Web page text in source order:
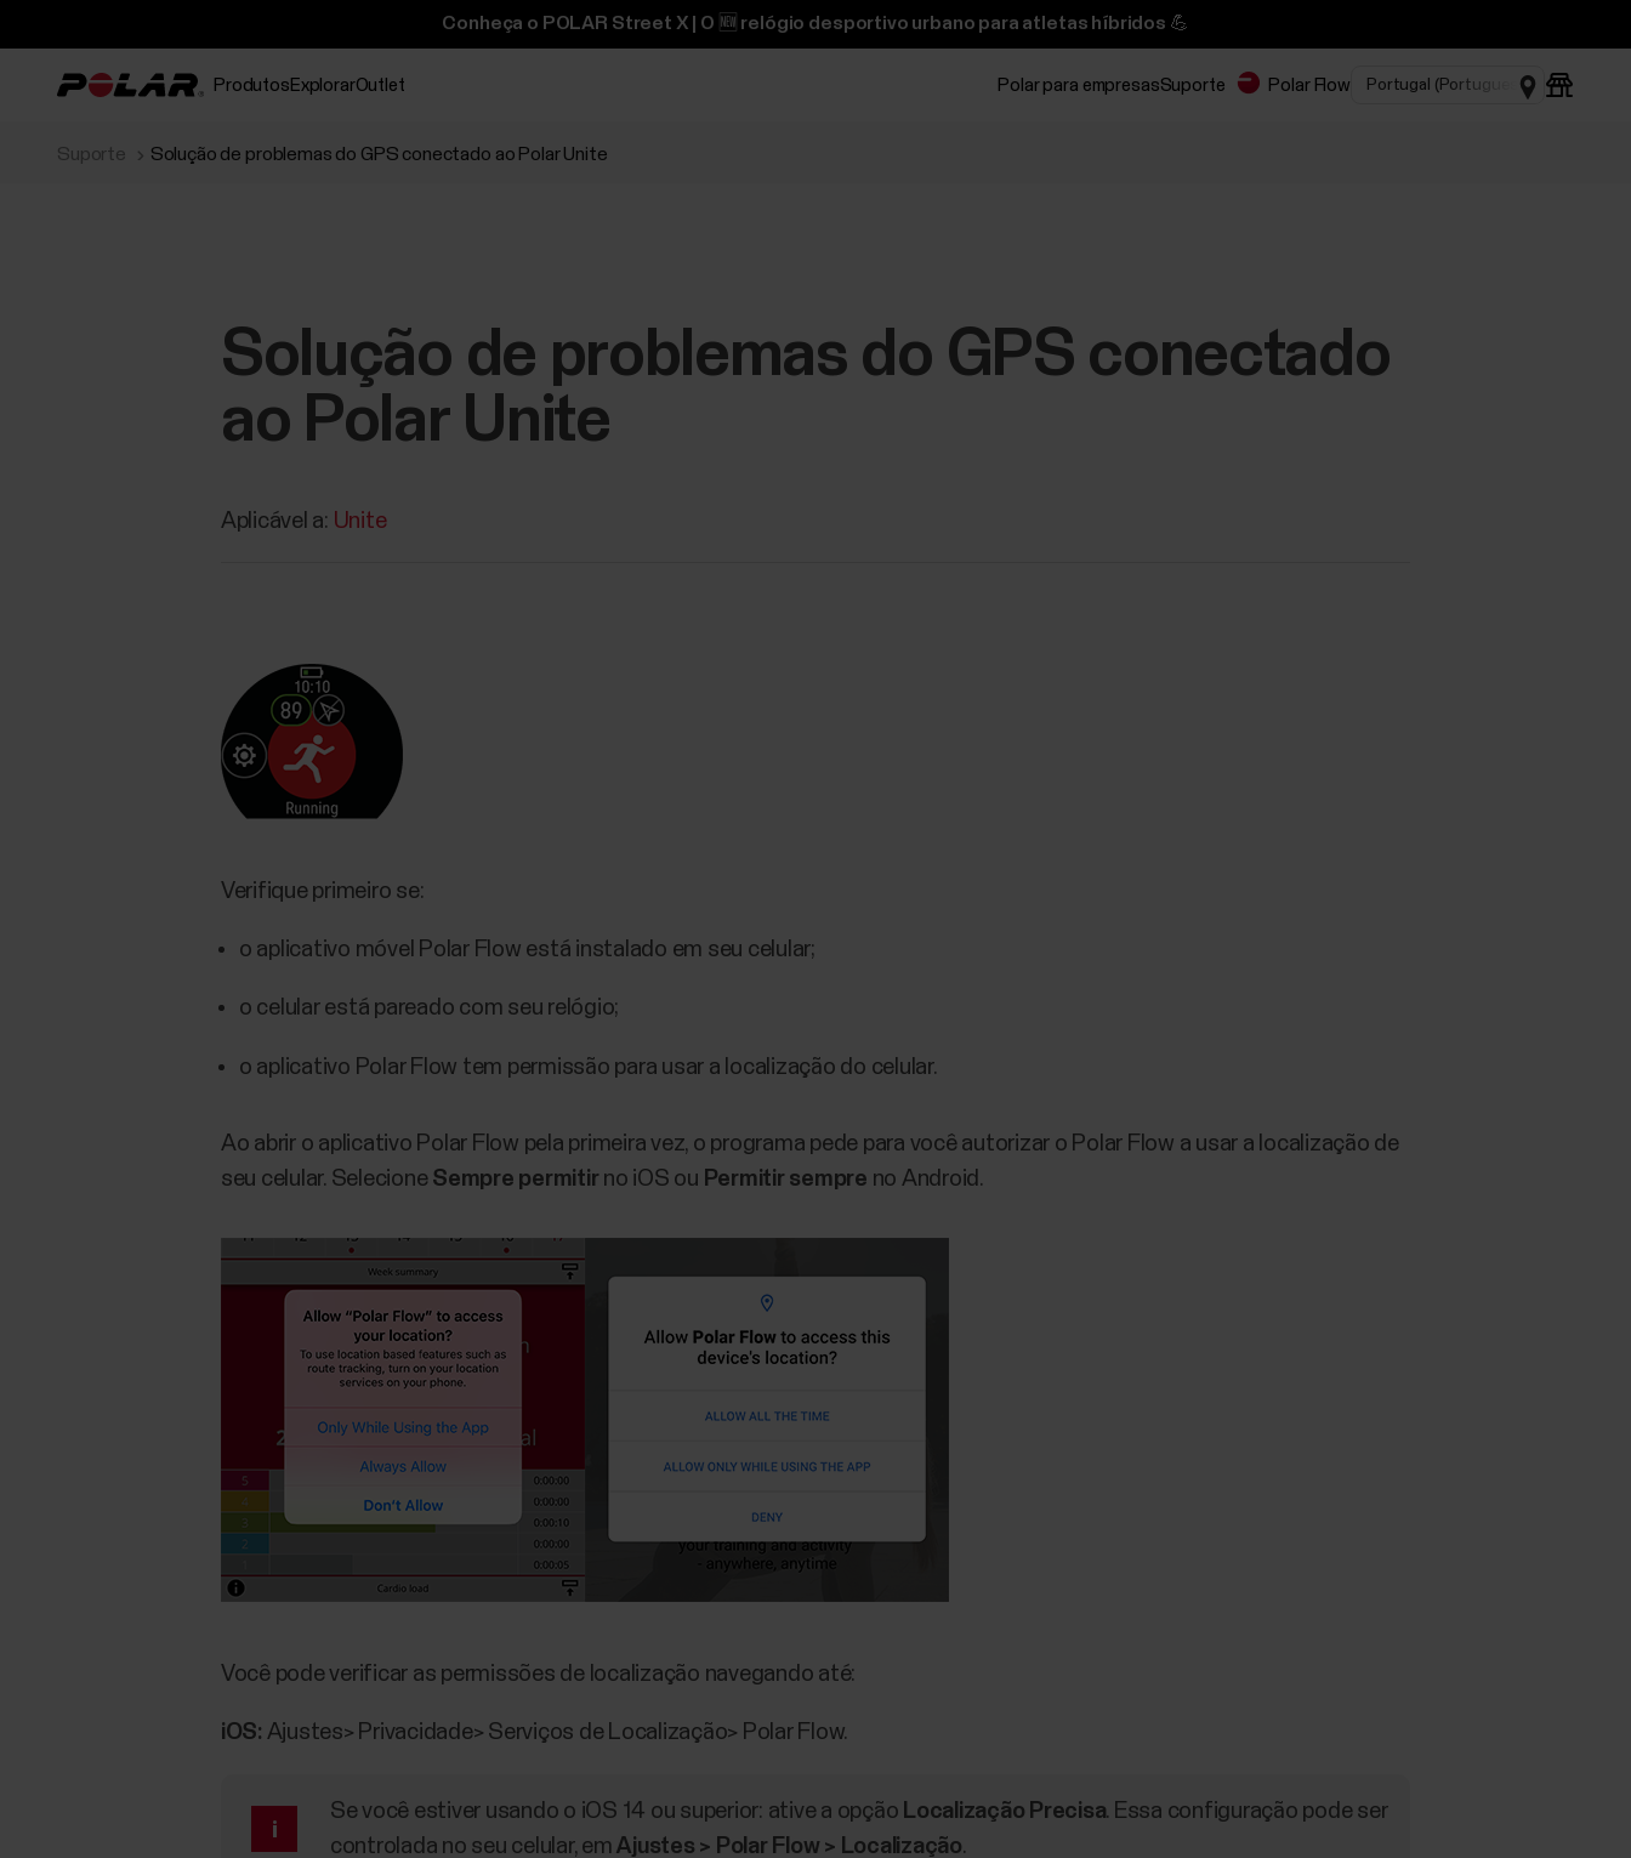
Conheça o POLAR Street X | O 🆕 relógio desportivo urbano para atletas híbridos 💪
Produtos ExplorarOutlet Polar para empresasSuporte Polar Flow
Suporte Solução de problemas do GPS conectado ao Polar Unite
Solução de problemas do GPS conectado
ao Polar Unite
Aplicável a: Unite
Verifique primeiro se:
o aplicativo móvel Polar Flow está instalado em seu celular;
o celular está pareado com seu relógio;
o aplicativo Polar Flow tem permissão para usar a localização do celular.
Ao abrir o aplicativo Polar Flow pela primeira vez, o programa pede para você autorizar o Polar Flow a usar a localização de
seu celular. Selecione Sempre permitirno iOS ou Permitir sempre no Android.
Você pode verificar as permissões de localização navegando até:
iOS: Ajustes> Privacidade> Serviços de Localização> Polar Flow.
Se você estiver usando o iOS 14 ou superior: ative a opção Localização Precisa. Essa configuração pode ser
controlada no seu celular, emAjustes > Polar Flow > Localização.